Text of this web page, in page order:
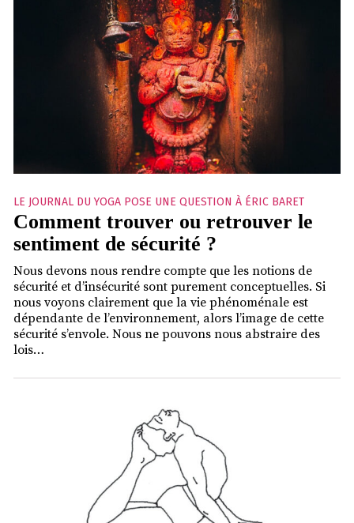
LE JOURNAL DU YOGA POSE UNE QUESTION À ÉRIC BARET
Comment trouver ou retrouver le
sentiment de sécurité ?
Nous devons nous rendre compte que les notions de
sécurité et d’insécurité sont purement conceptuelles. Si
nous voyons clairement que la vie phénoménale est
dépendante de l’environnement, alors l’image de cette
sécurité s’envole. Nous ne pouvons nous abstraire des
lois…